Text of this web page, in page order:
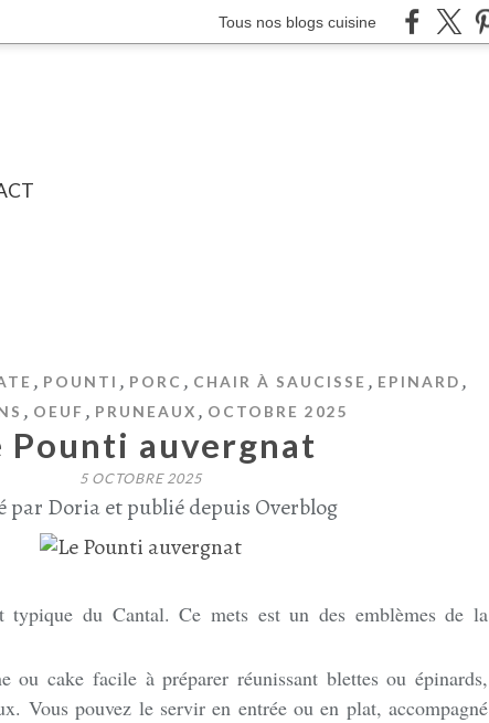
Tous nos blogs cuisine
, POUNTI , PORC , CHAIR À SAUCISSE , EPINARD ,
, OEUF , PRUNEAUX , OCTOBRE 2025
Pounti auvergnat
5 OCTOBRE 2025
par Doria et publié depuis Overblog
typique du Cantal. Ce mets est un des emblèmes de la
ou cake facile à préparer réunissant blettes ou épinards,
Vous pouvez le servir en entrée ou en plat, accompagné